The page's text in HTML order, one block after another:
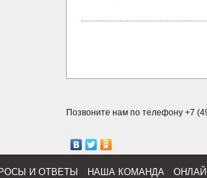
Позвоните нам по телефону +7
И ОТВЕТЫ НАША КОМАНДА